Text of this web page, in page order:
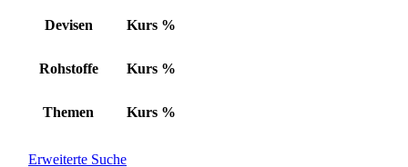
Devisen Kurs %
Rohstoffe Kurs %
Themen Kurs %
Erweiterte Suche